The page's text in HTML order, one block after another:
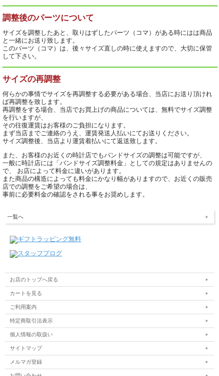
調整後のパーツについて
サイズを調整したあと、取りはずしたパーツ（コマ）がある時にはは商品
と一緒にお送り致します。
このパーツ（コマ）は、後々サイズ直しの時に使えますので、大切に保管
して下さい。
サイズの再調整
何らかの事情でサイズを再調整する必要がある場合、当店にお送り頂けれ
ば再調整を致します。
再調整をする場合、当店でお買上げの商品については、無料でサイズ調整
を行いますが、
その往復運賃はお客様のご負担になります。
まず当店までご連絡のうえ、運賃発送人払いにてお送りください。
サイズ調整後、当店より運賃着払いにて返送致します。
また、お客様のお近くの時計店でもバンドサイズの調整は可能ですが、
一般に時計店には「バンドサイズ調整料金」としての規定はありませんの
で、 お店によって料金に違いがあります。
また商品の構造によっても料金にかなり幅がありますので、お近くの販売
店での調整をご希望の場合は、
事前に必要料金の確認をされる事をお奨めします。
一覧へ
お店のトップへ戻る
カートを見る
ご利用案内
特定商取引法表示
個人情報の取扱い
サイトマップ
メルマガ登録